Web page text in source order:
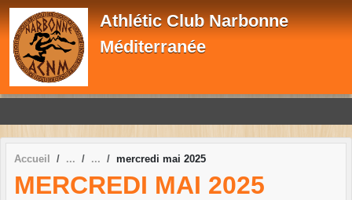
Athlétic Club Narbonne
Méditerranée
Accueil mercredi mai 2025
MERCREDI MAI 2025
Panneau de gestion des cookies